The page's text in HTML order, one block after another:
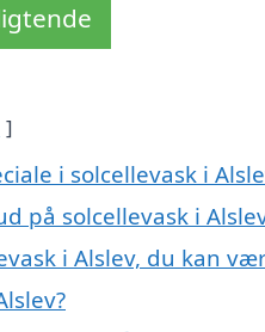
i solcellevask i
på solcellevask i
i Alslev, du kan